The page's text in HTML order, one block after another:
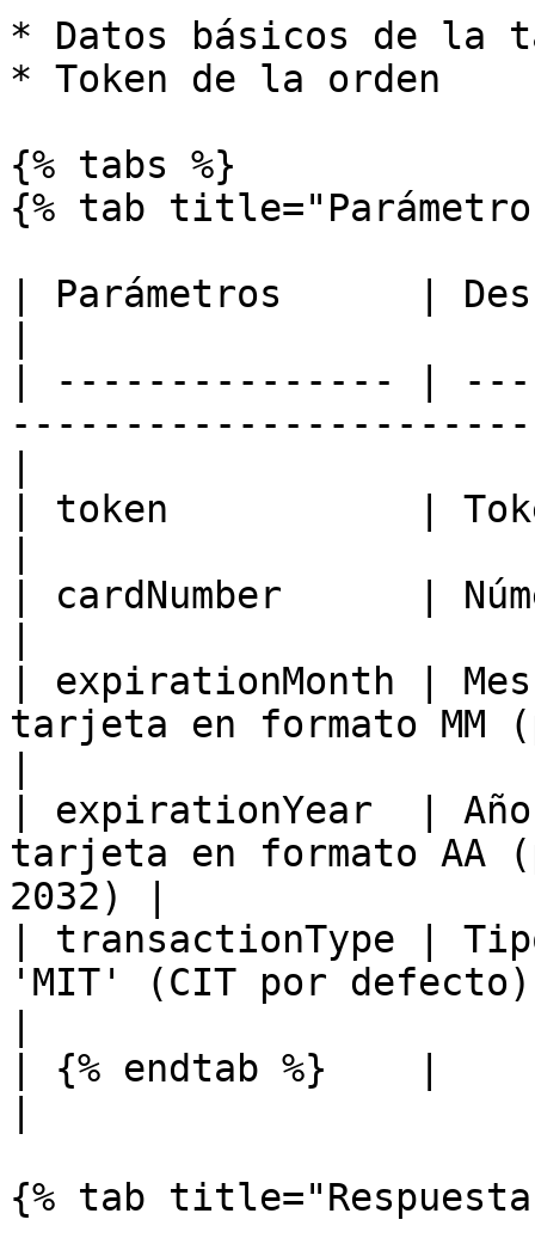
* Datos básicos de la
* Token de la orden
{% tabs %}
{% tab
| Parámetros      |
| --------------- |
| token           |
| cardNumber      |
| expirationMonth |
tarjeta en formato MM
| expirationYear  |
tarjeta en formato AA
2032) |
| transactionType |
'MIT' (CIT por defecto)
| {% endtab %}    |
{% tab